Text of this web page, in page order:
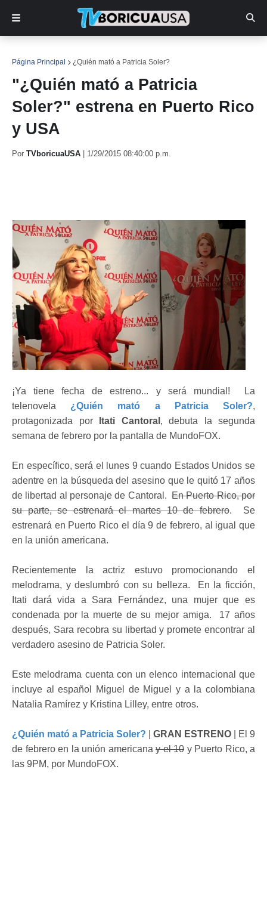
Página Principal ¿Quién mató a Patricia Soler?
"¿Quién mató a Patricia
Soler?" estrena en Puerto Rico
y USA
Por TVboricuaUSA 1/29/2015 08:40:00 p.m.
¡Ya tiene fecha de estreno... y será mundial! La
telenovela ¿Quién mató a Patricia Soler?,
protagonizada por
Itati Cantoral , debuta la segunda
semana de febrero por la pantalla de MundoFOX.
En específico, será el lunes 9 cuando Estados Unidos se
adentre en la búsqueda del asesino que le quitó 17 años
de libertad al personaje de Cantoral.En Puerto Rico, por
su parte, se estrenará el martes 10 de febrero. Se
estrenará en Puerto Rico el día 9 de febrero, al igual que
en la unión americana.
Recientemente la actriz estuvo promocionando el
melodrama, y deslumbró con su belleza. En la ficción,
Itati dará vida a Sara Fernández, una mujer que es
condenada por la muerte de su mejor amiga. 17 años
después, Sara recobra su libertad y promete encontrar al
verdadero asesino de Patricia Soler.
Este melodrama cuenta con un elenco internacional que
incluye al español Miguel de Miguel y a la colombiana
Natalia Ramírez y Kristina Lilley, entre otros.
¿Quién mató a Patricia Soler? GRAN ESTRENO | El 9
de febrero en la unión americana y el 10 y Puerto Rico, a
las 9PM, por MundoFOX.